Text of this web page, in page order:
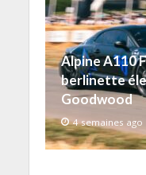
Alpine A110
berlinette
Goodwood
4 semaines ago